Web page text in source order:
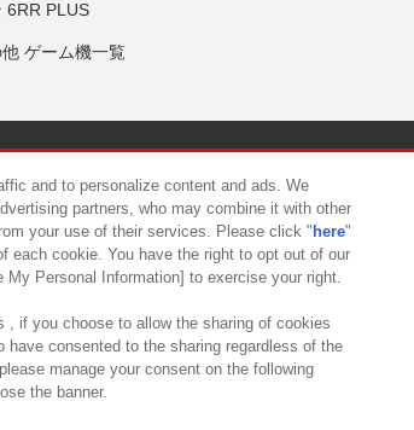
6RR PLUS
ゲーム機一覧
について カスタマーハラスメント対応方針
and to personalize content and ads. We
partners, who may combine it with other
your use of their services. Please click " here"
each cookie. You have the right to opt out of our
Personal Information] to exercise your right.
, if you choose to allow the sharing of cookies
have consented to the sharing regardless of the
manage your consent on the following
the banner.